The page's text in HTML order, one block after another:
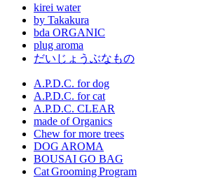
kirei water
by Takakura
bda ORGANIC
plug aroma
だいじょうぶなもの
A.P.D.C. for dog
A.P.D.C. for cat
A.P.D.C. CLEAR
made of Organics
Chew for more trees
DOG AROMA
BOUSAI GO BAG
Cat Grooming Program